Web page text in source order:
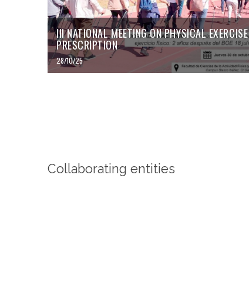
III NATIONAL MEETING ON PHYSICAL EXERCISE
PRESCRIPTION
28/10/25
Collaborating entities